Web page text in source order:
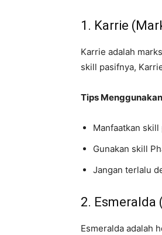
1. Karrie
Karrie adalah
skill pasifnya,
Tips
Manfaatkan
Gunakan skill
Jangan terlalu
2. Esmeralda
Esmeralda adalah